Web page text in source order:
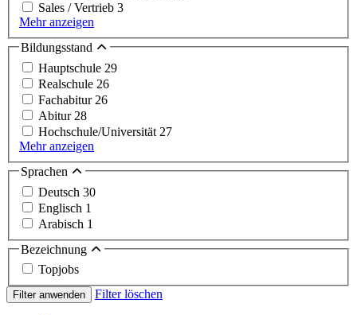
Sales / Vertrieb 3
Mehr anzeigen
Bildungsstand
Hauptschule 29
Realschule 26
Fachabitur 26
Abitur 28
Hochschule/Universität 27
Mehr anzeigen
Sprachen
Deutsch 30
Englisch 1
Arabisch 1
Bezeichnung
Topjobs
Filter anwenden Filter löschen